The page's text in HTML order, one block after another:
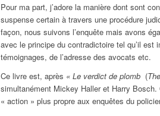
Pour ma part, j’adore la manière dont sont
suspense certain à travers une procédure
façon, nous suivons l’enquête mais avons
avec le principe du contradictoire tel qu’il est
témoignages, de l’adresse des avocats etc.
Ce livre est, après « Le verdict de plomb (
simultanément Mickey Haller et Harry
« action » plus propre aux enquêtes du